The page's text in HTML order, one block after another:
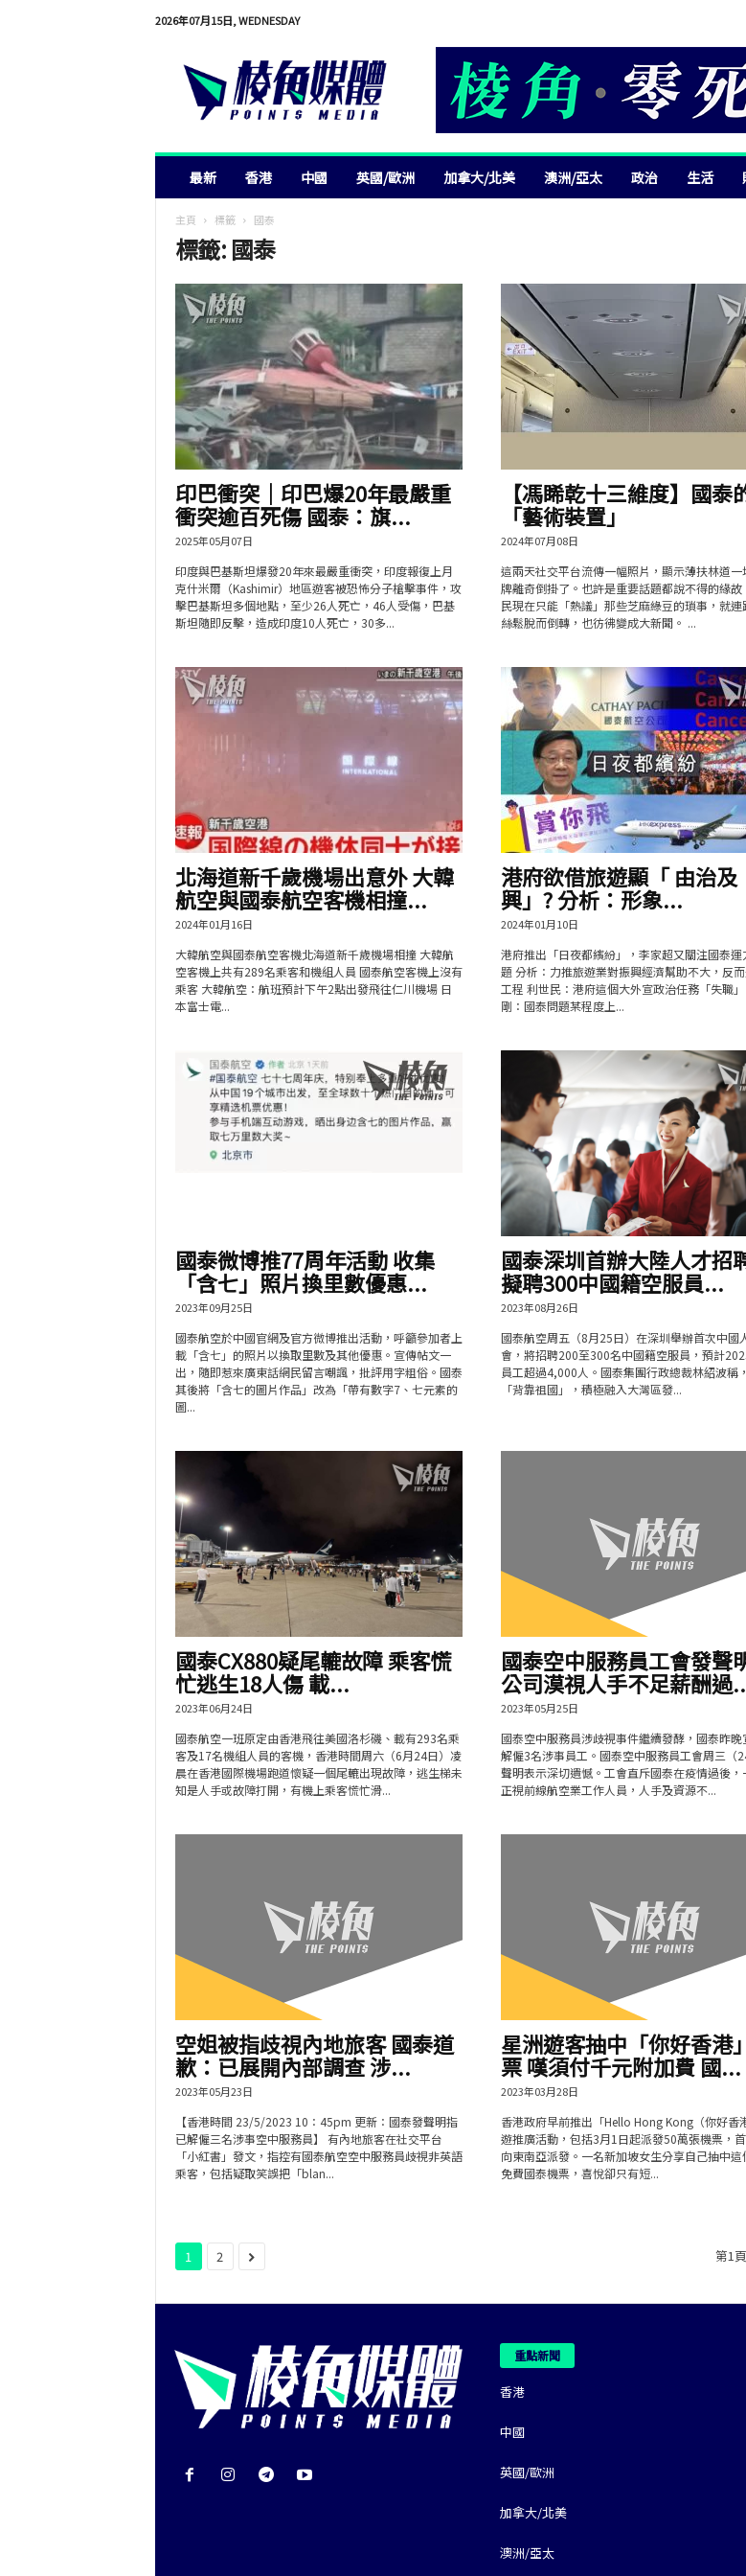
2026年07月15日, WEDNESDAY
最新 香港 中國 英國/歐洲 加拿大/北美 澳洲/亞太 政治 生活
主頁 標籤 國泰
標籤: 國泰
印巴衝突｜印巴爆20年最嚴重
衝突逾百死傷 國泰：旗...
2025年05月07日
印度與巴基斯坦爆發20年來最嚴重衝突，印度報復上月
克什米爾（Kashimir）地區遊客被恐怖分子槍擊事件，攻
擊巴基斯坦多個地點，至少26人死亡，46人受傷，巴基
斯坦隨即反擊，造成印度10人死亡，30多...
【馮睎乾十三維度】國泰
「藝術裝置」
2024年07月08日
這兩天社交平台流傳一幅照片，顯示薄扶林道一
牌離奇倒掛了。也許是重要話題都說不得的緣故
民現在只能「熱議」那些芝麻綠豆的瑣事，就連
絲鬆脫而倒轉，也彷彿變成大新聞。 ...
北海道新千歲機場出意外 大韓
航空與國泰航空客機相撞...
2024年01月16日
大韓航空與國泰航空客機北海道新千歲機場相撞 大韓航
空客機上共有289名乘客和機組人員 國泰航空客機上沒有
乘客 大韓航空：航班預計下午2點出發飛往仁川機場 日
本富士電...
港府欲借旅遊顯「 由治及
興」? 分析：形象...
2024年01月10日
港府推出「日夜都繽紛」，李家超又關注國泰運
題 分析：力推旅遊業對振興經濟幫助不大，反
工程 利世民：港府這個大外宣政治任務「失職
剛：國泰問題某程度上...
國泰微博推77周年活動 收集
「含七」照片換里數優惠...
2023年09月25日
國泰航空於中國官網及官方微博推出活動，呼籲參加者上
載「含七」的照片以換取里數及其他優惠。宣傳帖文一
出，隨即惹來廣東話網民留言嘲諷，批評用字粗俗。國泰
其後將「含七的圖片作品」改為「帶有數字7、七元素的
圖...
國泰深圳首辦大陸人才招
擬聘300中國籍空服員...
2023年08月26日
國泰航空周五（8月25日）在深圳舉辦首次中國
會，將招聘200至300名中國籍空服員，預計
員工超過4,000人。國泰集團行政總裁林紹波稱
「背靠祖國」，積極融入大灣區發...
國泰CX880疑尾轆故障 乘客慌
忙逃生18人傷 載...
2023年06月24日
國泰航空一班原定由香港飛往美國洛杉磯、載有293名乘
客及17名機組人員的客機，香港時間周六（6月24日）凌
晨在香港國際機場跑道懷疑一個尾轆出現故障，逃生梯未
知是人手或故障打開，有機上乘客慌忙滑...
國泰空中服務員工會發聲
公司漠視人手不足薪酬過
2023年05月25日
國泰空中服務員涉歧視事件繼續發酵，國泰昨晚
解僱3名涉事員工。國泰空中服務員工會周三（
聲明表示深切遺憾。工會直斥國泰在疫情過後，
正視前線航空業工作人員，人手及資源不...
空姐被指歧視內地旅客 國泰道
歉：已展開內部調查 涉...
2023年05月23日
【香港時間 23/5/2023 10：45pm 更新：國泰發聲明指
已解僱三名涉事空中服務員】 有內地旅客在社交平台
「小紅書」發文，指控有國泰航空空中服務員歧視非英語
乘客，包括疑取笑誤把「blan...
星洲遊客抽中「你好香港
票 嘆須付千元附加費 國...
2023年03月28日
香港政府早前推出「Hello Hong Kong（你好香
遊推廣活動，包括3月1日起派發50萬張機票，
向東南亞派發。一名新加坡女生分享自己抽中這
免費國泰機票，喜悅卻只有短...
1 2 第1
重點新聞
香港
中國
英國/歐洲
加拿大/北美
澳洲/亞太